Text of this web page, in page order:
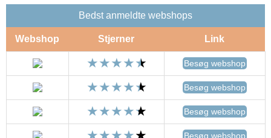
Bedst anmeldte webshops
Webshop Stjerner Link
Besøg webshop
Besøg webshop
Besøg webshop
Besøg webshop